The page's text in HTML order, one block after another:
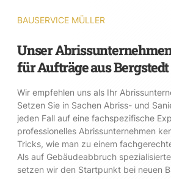
BAUSERVICE MÜLLER
Unser
für Aufträge aus
Wir empfehlen uns als Ihr
Setzen Sie in Sachen Abriss- und
jeden Fall auf eine fachspezifische
professionelles Abrissunternehmen
Tricks, wie man zu einem
Als auf Gebäudeabbruch
setzen wir den Startpunkt bei neuen